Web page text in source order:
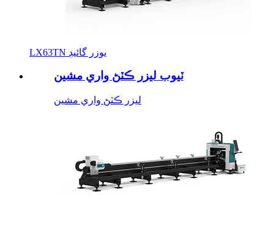
LX63TN يوزر گائيڊ
ٽيوب ليزر ڪٽڻ واري مشين
ليزر ڪٽڻ واري مشين